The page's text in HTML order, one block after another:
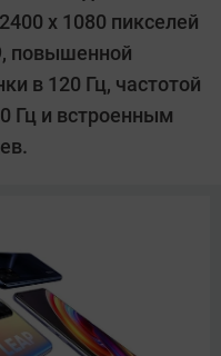
х 1080 пикселей
повышенной
в 120 Гц, частотой
Гц и встроенным